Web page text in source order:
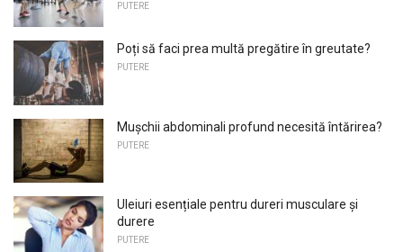
PUTERE
Poți să faci prea multă pregătire în greutate?
PUTERE
Mușchii abdominali profund necesită întărirea?
PUTERE
Uleiuri esențiale pentru dureri musculare și
durere
PUTERE